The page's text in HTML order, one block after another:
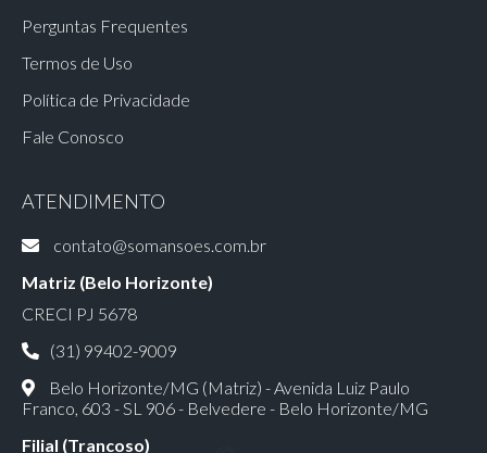
Perguntas Frequentes
Termos de Uso
Política de Privacidade
Fale Conosco
ATENDIMENTO
contato@somansoes.com.br
Matriz (Belo Horizonte)
CRECI PJ 5678
(31) 99402-9009
Belo Horizonte/MG (Matriz) - Avenida Luiz Paulo
Franco, 603 - SL 906 - Belvedere - Belo Horizonte/MG
Filial (Trancoso)